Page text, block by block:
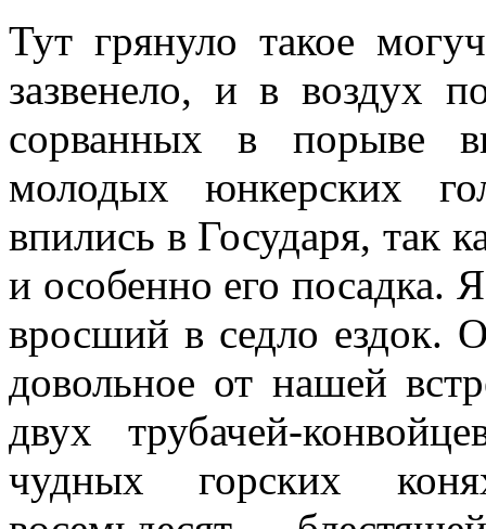
Тут грянуло такое
зазвенело, и в воздух
сорванных в порыве
молодых юнкерских
впились в Государя, так
и особенно его посадка.
вросший в седло ездок.
довольное от нашей
двух трубачей-
чудных горских